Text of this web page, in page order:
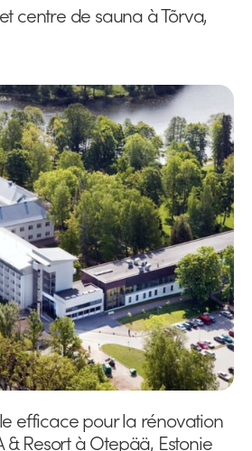
centre de sauna à Tõrva,
efficace pour la rénovation
Resort à Otepää, Estonie